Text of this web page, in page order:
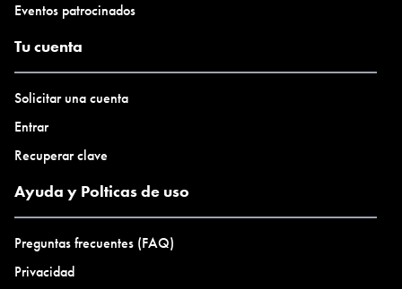
Eventos patrocinados
Tu cuenta
Solicitar una cuenta
Entrar
Recuperar clave
Ayuda y Polticas de uso
Preguntas frecuentes (FAQ)
Privacidad